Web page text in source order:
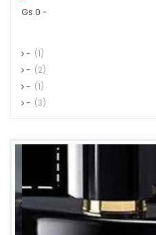
Gs.0 -
- (1)
- (2)
- (1)
- (3)